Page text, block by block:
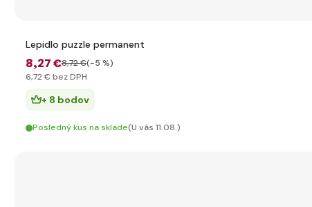
Lepidlo puzzle permanent
8,27 €8,72 €(-5 %)
6,72 € bez DPH
+ 8 bodov
Posledný kus na sklade(U vás 11.08.)